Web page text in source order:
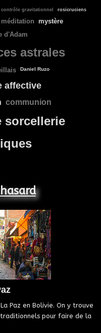
contrôle gravitationnel rosicruciens
méditation mystère
d'Adam
astrales
Daniel Ruzo
affective
communion
sorcellerie
Paz en Bolivie. On y trouve
pour faire de la